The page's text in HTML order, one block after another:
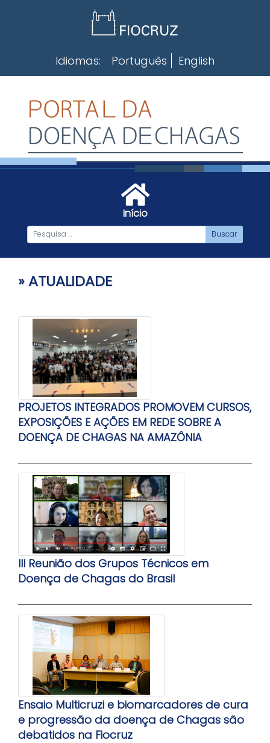
Idiomas: Português English
Início
» ATUALIDADE
PROJETOS INTEGRADOS PROMOVEM CURSOS,
EXPOSIÇÕES E AÇÕES EM REDE SOBRE A
DOENÇA DE CHAGAS NA AMAZÔNIA
III Reunião dos Grupos Técnicos em
Doença de Chagas do Brasil
Ensaio Multicruzi e biomarcadores de cura
e progressão da doença de Chagas são
debatidos na Fiocruz